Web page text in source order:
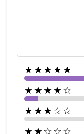
★★★★★
★★★★☆
★★★☆☆
★★☆☆☆